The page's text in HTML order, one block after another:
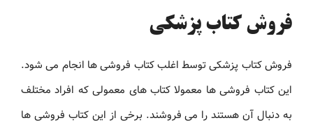
فروش کتاب پزشکی
فروش کتاب پزشکی توسط اغلب کتاب فروشی ها انجام می شود.
این کتاب فروشی ها معمولا کتاب های معمولی که افراد مختلف
به دنبال آن هستند را می فروشند. برخی از این کتاب فروشی ها